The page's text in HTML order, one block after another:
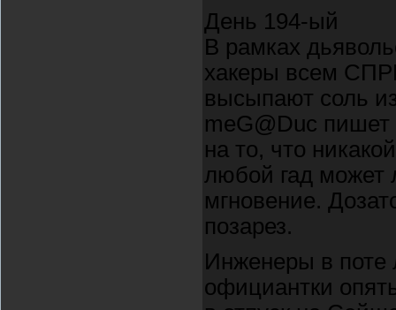
День 194-ый
В рамках
хакеры всем
высыпают соль
meG@Duc
на то, что
любой гад может
мгновение.
позарез.
Инженеры в поте
официантки